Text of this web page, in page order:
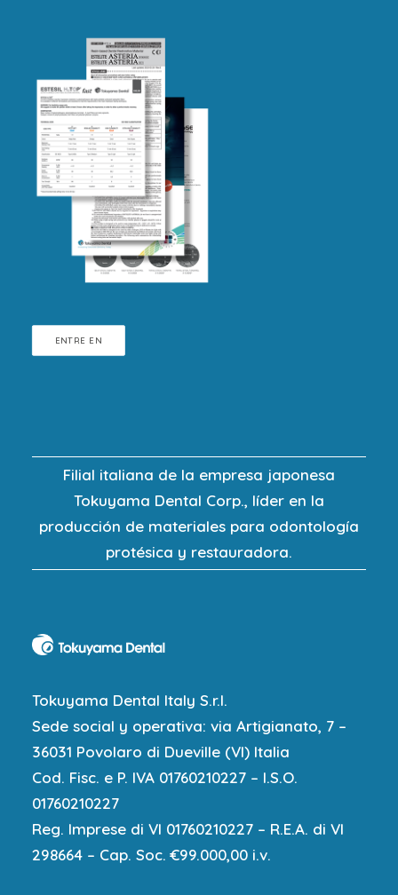
ENTRE EN
Filial italiana de la empresa japonesa
Tokuyama Dental Corp., líder en la
producción de materiales para odontología
protésica y restauradora.
Tokuyama Dental Italy S.r.l.
Sede social y operativa: via Artigianato, 7 –
36031 Povolaro di Dueville (VI) Italia
Cod. Fisc. e P. IVA 01760210227 – I.S.O.
01760210227
Reg. Imprese di VI 01760210227 – R.E.A. di VI
298664 – Cap. Soc. €99.000,00 i.v.